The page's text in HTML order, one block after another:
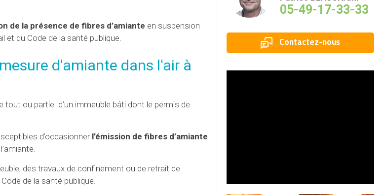
de la présence de fibres d’amiante en suspension
et du Code de la santé publique.
d'amiante dans l'air à
tout ou partie d’un immeuble bâti dont le permis de
d’occasionner l’émission de fibres d’amiante
des travaux de confinement ou de retrait de
de la santé publique.
05-49-17-33-33
Contactez-nous